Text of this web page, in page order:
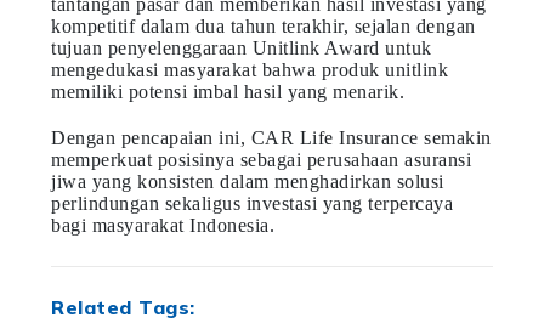
kompetitif dalam dua tahun terakhir, sejalan dengan
tujuan penyelenggaraan Unitlink Award untuk
mengedukasi masyarakat bahwa produk unitlink
memiliki potensi imbal hasil yang menarik.
Dengan pencapaian ini, CAR Life Insurance semakin
memperkuat posisinya sebagai perusahaan asuransi
jiwa yang konsisten dalam menghadirkan solusi
perlindungan sekaligus investasi yang terpercaya
bagi masyarakat Indonesia.
Related Tags: